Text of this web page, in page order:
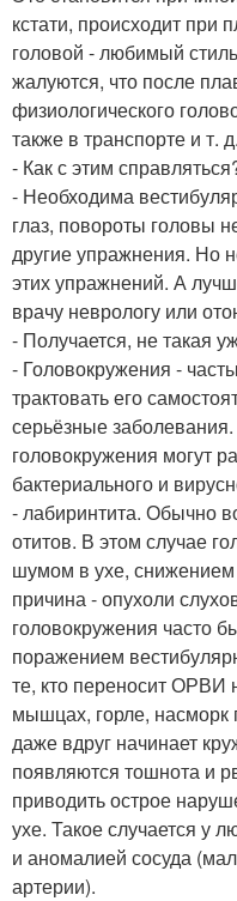
кстати, происходит при
головой - любимый
жалуются, что после
физиологического
также в транспорте и т. д.
- Как с этим
- Необходима
глаз, повороты головы
другие упражнения. Но
этих упражнений. А
врачу неврологу или
- Получается, не такая
- Головокружения -
трактовать его
серьёзные
головокружения могут
бактериального и
- лабиринтита. Обычно
отитов. В этом случае
шумом в ухе,
причина - опухоли
головокружения часто
поражением
те, кто переносит ОРВИ
мышцах, горле, насморк
даже вдруг начинает
появляются тошнота и
приводить острое
ухе. Такое случается у
и аномалией сосуда
артерии).